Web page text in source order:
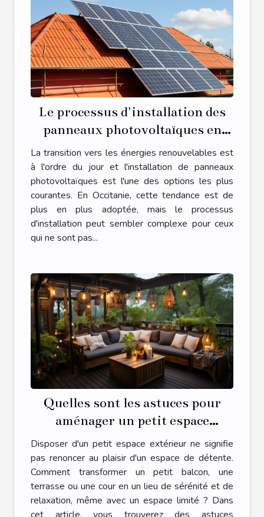
Le processus d'installation des
panneaux photovoltaïques en
Occitanie
La transition vers les énergies renouvelables est
à l'ordre du jour et l'installation de panneaux
photovoltaïques est l'une des options les plus
courantes. En Occitanie, cette tendance est de
plus en plus adoptée, mais le processus
d'installation peut sembler complexe pour ceux
qui ne sont pas...
Quelles sont les astuces pour
aménager un petit espace
extérieur en une oasis de détente
?
Disposer d'un petit espace extérieur ne signifie
pas renoncer au plaisir d'un espace de détente.
Comment transformer un petit balcon, une
terrasse ou une cour en un lieu de sérénité et de
relaxation, même avec un espace limité ? Dans